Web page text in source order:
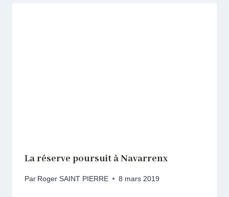
La réserve poursuit à Navarrenx
Par Roger SAINT PIERRE 8 mars 2019